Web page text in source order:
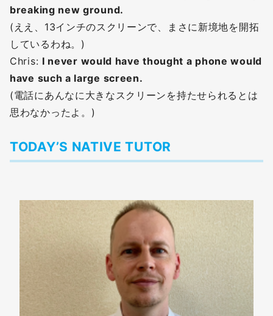
breaking new ground.
(ええ、13インチのスクリーンで、まさに新境地を開拓
しているわね。)
Chris: I never would have thought a phone would
have such a large screen.
(電話にあんなに大きなスクリーンを持たせられるとは
思わなかったよ。)
TODAY’S NATIVE TUTOR